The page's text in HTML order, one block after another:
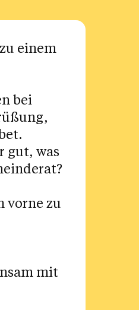
einem
bei
gut, was
vorne zu
mit